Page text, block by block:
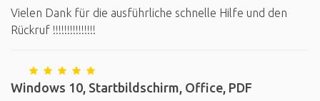
Vielen Dank für die ausführliche schnelle Hilfe und den
Rückruf !!!!!!!!!!!!!!!
Windows 10, Startbildschirm, Office, PDF